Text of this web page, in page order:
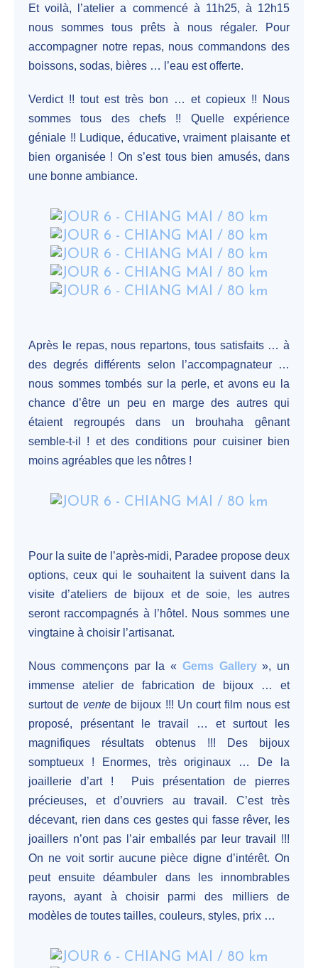
Et voilà, l’atelier a commencé à 11h25, à 12h15
nous sommes tous prêts à nous régaler. Pour
accompagner notre repas, nous commandons des
boissons, sodas, bières … l’eau est offerte.
Verdict !! tout est très bon … et copieux !! Nous
sommes tous des chefs !! Quelle expérience
géniale !! Ludique, éducative, vraiment plaisante et
bien organisée ! On s’est tous bien amusés, dans
une bonne ambiance.
Après le repas, nous repartons, tous satisfaits … à
des degrés différents selon l’accompagnateur …
nous sommes tombés sur la perle, et avons eu la
chance d’être un peu en marge des autres qui
étaient regroupés dans un brouhaha gênant
semble-t-il ! et des conditions pour cuisiner bien
moins agréables que les nôtres !
Pour la suite de l’après-midi, Paradee propose deux
options, ceux qui le souhaitent la suivent dans la
visite d’ateliers de bijoux et de soie, les autres
seront raccompagnés à l’hôtel. Nous sommes une
vingtaine à choisir l’artisanat.
Nous commençons par la « Gems Gallery », un
immense atelier de fabrication de bijoux … et
surtout de ventede bijoux !!! Un court film nous est
proposé, présentant le travail … et surtout les
magnifiques résultats obtenus !!! Des bijoux
somptueux ! Enormes, très originaux … De la
joaillerie d’art ! Puis présentation de pierres
précieuses, et d’ouvriers au travail. C’est très
décevant, rien dans ces gestes qui fasse rêver, les
joaillers n’ont pas l’air emballés par leur travail !!!
On ne voit sortir aucune pièce digne d’intérêt. On
peut ensuite déambuler dans les innombrables
rayons, ayant à choisir parmi des milliers de
modèles de toutes tailles, couleurs, styles, prix …